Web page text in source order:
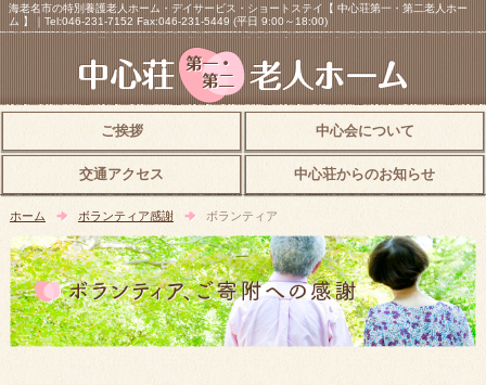
海老名市の特別養護老人ホーム・デイサービス・ショートステイ【 中心荘第一・第二老人ホー
ム 】｜Tel:046-231-7152 Fax:046-231-5449 (平日 9:00～18:00)
ご挨拶 中心会について
交通アクセス 中心荘からのお知らせ
ホーム ボランティア感謝 ボランティア